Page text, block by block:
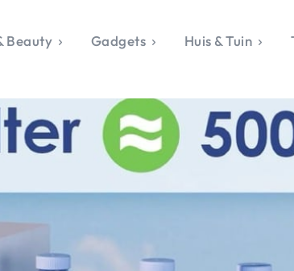
Valerie
Top 5
Food & Drinks
Health & BeautyGadgets
Huis & Tuin
Beauty Gadgets Huis & Tuin